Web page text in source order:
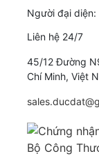
Người đại diện:
Liên hệ 24/7
45/12 Đường
Chí Minh, Việt